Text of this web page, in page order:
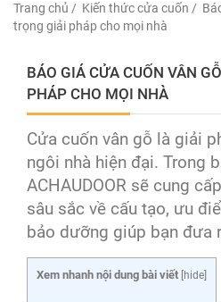
Trang chủ / Kiến thức cửa cuốn /
trọng giải pháp cho mọi nhà
BÁO GIÁ CỬA CUỐN VÂN
PHÁP CHO MỌI NHÀ
Cửa cuốn vân gỗ là giải
ngôi nhà hiện đại. Trong
ACHAUDOOR sẽ cung
sâu sắc về cấu tạo, ưu
bảo dưỡng giúp bạn đưa
Xem nhanh nội dung bài viết hide